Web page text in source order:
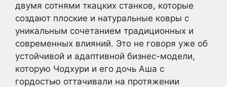
двумя сотнями ткацких станков, которые
создают плоские и натуральные ковры с
уникальным сочетанием традиционных и
современных влияний. Это не говоря уже об
устойчивой и адаптивной бизнес-модели,
которую Чодхури и его дочь Аша с
гордостью оттачивали на протяжении